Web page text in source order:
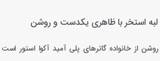
سانتی نسخه رنگ روشن از خانواده گاترهای پلی آمید آکوا